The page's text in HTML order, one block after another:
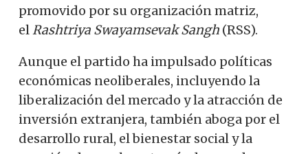
promovido por su organización matriz,
elRashtriya Swayamsevak Sangh (RSS).
Aunque el partido ha impulsado políticas
económicas neoliberales, incluyendo la
liberalización del mercado y la atracción de
inversión extranjera, también aboga por el
desarrollo rural, el bienestar social y la